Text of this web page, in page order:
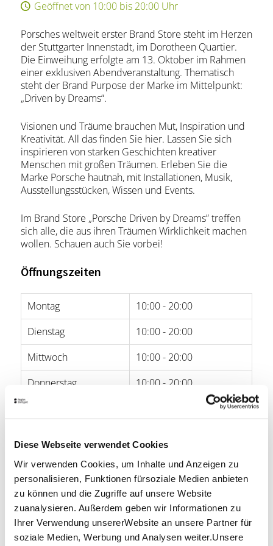
Diese Webseite verwendet Cookies
Wir verwenden Cookies, um Inhalte und Anzeigen zu
personalisieren, Funktionen fürsoziale Medien anbieten
zu können und die Zugriffe auf unsere Website
zuanalysieren. Außerdem geben wir Informationen zu
Ihrer Verwendung unsererWebsite an unsere Partner für
soziale Medien, Werbung und Analysen weiter.Unsere
Geöffnet von 10:00 bis 20:00 Uhr
Porsches weltweit erster Brand Store steht im Herzen
der Stuttgarter Innenstadt, im Dorotheen Quartier.
Die Einweihung erfolgte am 13. Oktober im Rahmen
einer exklusiven Abendveranstaltung. Thematisch
steht der Brand Purpose der Marke im Mittelpunkt:
„Driven by Dreams“.
Visionen und Träume brauchen Mut, Inspiration und
Kreativität. All das finden Sie hier. Lassen Sie sich
inspirieren von starken Geschichten kreativer
Menschen mit großen Träumen. Erleben Sie die
Marke Porsche hautnah, mit Installationen, Musik,
Ausstellungsstücken, Wissen und Events.
Im Brand Store „Porsche Driven by Dreams” treffen
sich alle, die aus ihren Träumen Wirklichkeit machen
wollen. Schauen auch Sie vorbei!
Öffnungszeiten
Montag
10:00 - 20:00
Dienstag
10:00 - 20:00
Mittwoch
10:00 - 20:00
Donnerstag
10:00 - 20:00
Sonntag
-
Öffnungszeiten von Google
Lage & Kontakt
Porsche Brand Store